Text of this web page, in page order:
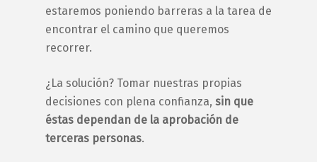
estaremos poniendo barreras a la tarea de
encontrar el camino que queremos
recorrer.
¿La solución? Tomar nuestras propias
decisiones con plena confianza, sin que
éstas dependan de la aprobación de
terceras personas.